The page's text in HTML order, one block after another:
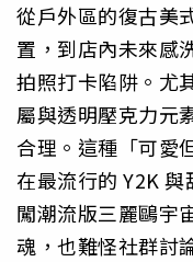
從戶外區的復古美
置，到店內未來感
拍照打卡陷阱。尤
屬與透明壓克力元
合理。這種「可愛
在最流行的 Y2K
闖潮流版三麗鷗宇
魂，也難怪社群討